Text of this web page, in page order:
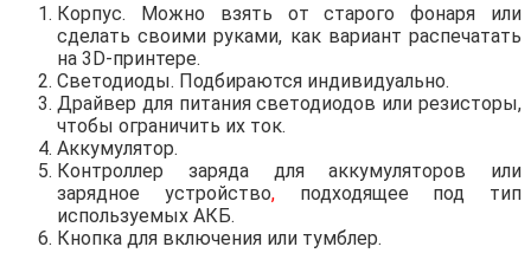
Корпус. Можно взять от старого фонаря или
сделать своими руками, как вариант распечатать
на 3D-принтере.
Светодиоды. Подбираются индивидуально.
Драйвер для питания светодиодов или резисторы,
чтобы ограничить их ток.
Аккумулятор.
Контроллер заряда для аккумуляторов или
зарядное устройство,подходящее под тип
используемых АКБ.
Кнопка для включения или тумблер.